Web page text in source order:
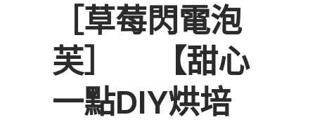
［草莓閃電泡
芙］ 【甜心
一點DIY烘培